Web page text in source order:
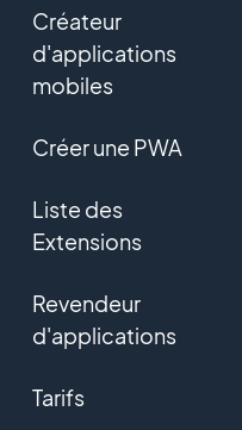
Créateur
d'applications
mobiles
Créer une PWA
Liste des
Extensions
Revendeur
d'applications
Tarifs